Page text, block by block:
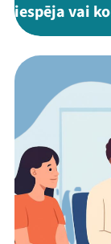
iespēja vai